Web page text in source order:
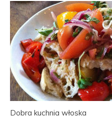
Dobra kuchnia włoska